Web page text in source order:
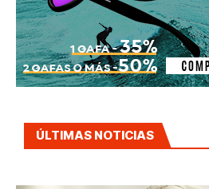
ÚLTIMAS NOTICIAS